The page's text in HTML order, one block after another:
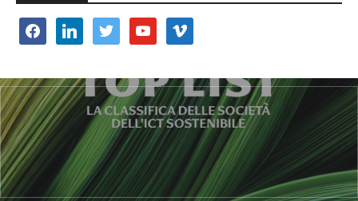
facebooklinkedin twitter youtube vimeo